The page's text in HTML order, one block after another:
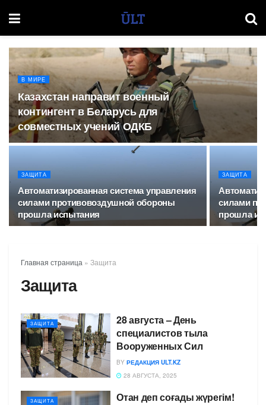
В МИРЕ
Казахстан направит военный
контингент в Беларусь для
совместных учений ОДКБ
ЗАЩИТА
Автоматизированная система управления
силами противовоздушной обороны
прошла испытания
ЗАЩИТА
силами
прошла
Главная страница » Защита
Защита
ЗАЩИТА
28 августа – День
специалистов тыла
Вооруженных Сил
BY РЕДАКЦИЯ ULT.KZ
28 АВГУСТА, 2025
ЗАЩИТА Отан деп соғады жүрегім!